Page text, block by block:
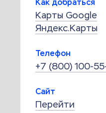
Как добраться
Карты Google
Яндекс.Карты
Телефон
+7 (800) 100-
Сайт
Перейти